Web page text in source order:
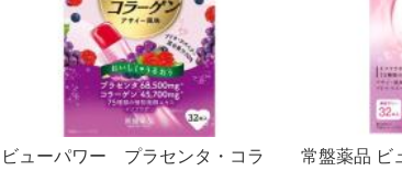
ビューパワー プラセンタ・コラ
常盤薬品 ビ